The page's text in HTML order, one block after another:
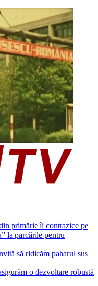
primărie îi contrazice pe
la parcările pentru
să ridicăm paharul sus
o dezvoltare robustă